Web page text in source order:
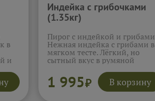
в
и
Индейка с грибочками
(1.35кг)
Пирог с индейкой и грибами
Нежная индейка с грибами в
мягком тесте. Лёгкий, но
сытный вкус в румяной
1 995₽ В корзину